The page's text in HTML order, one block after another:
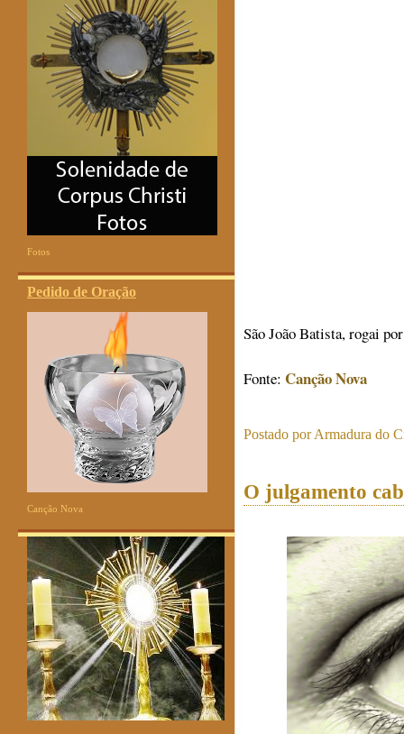
Fotos
Pedido de Oração
Canção Nova
São João Batista, rogai
Fonte: Canção Nova
Postado porArmadura do
O julgamento